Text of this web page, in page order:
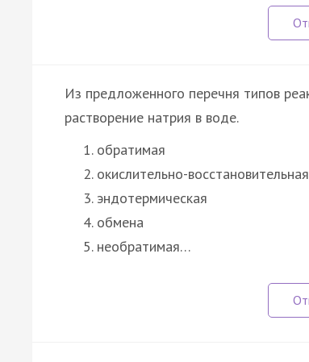
Из предложенного перечня типов
растворение натрия в воде.
обратимая
окислительно-восстановительная
эндотермическая
обмена
необратимая…